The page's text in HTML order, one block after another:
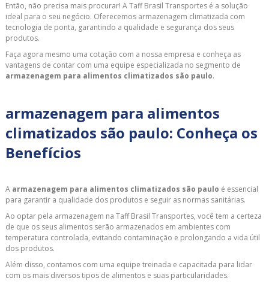
Então, não precisa mais procurar! A Taff Brasil Transportes é a solução
ideal para o seu negócio. Oferecemos armazenagem climatizada com
tecnologia de ponta, garantindo a qualidade e segurança dos seus
produtos.
Faça agora mesmo uma cotação com a nossa empresa e conheça as
vantagens de contar com uma equipe especializada no segmento de
armazenagem para alimentos climatizados são paulo.
armazenagem para alimentos
climatizados são paulo: Conheça os
Benefícios
A armazenagem para alimentos climatizados são paulo é essencial
para garantir a qualidade dos produtos e seguir as normas sanitárias.
Ao optar pela armazenagem na Taff Brasil Transportes, você tem a certeza
de que os seus alimentos serão armazenados em ambientes com
temperatura controlada, evitando contaminação e prolongando a vida útil
dos produtos.
Além disso, contamos com uma equipe treinada e capacitada para lidar
com os mais diversos tipos de alimentos e suas particularidades.